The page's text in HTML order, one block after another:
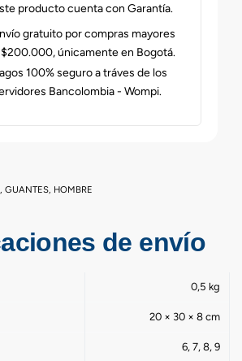
producto cuenta con Garantía.
gratuito por compras mayores
$200.000, únicamente en Bogotá.
100% seguro a tráves de los
Bancolombia - Wompi.
, GUANTES, HOMBRE
de envío
0,5 kg
20 × 30 × 8 cm
6, 7, 8, 9